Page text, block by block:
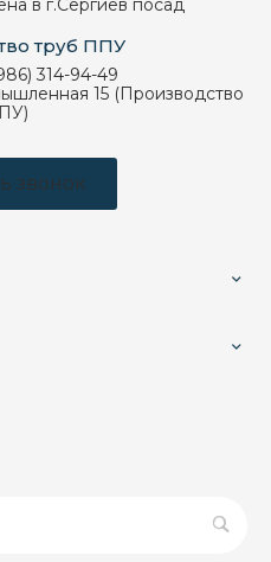
в г.Сергиев посад
труб ППУ
314-94-49
15 (Производство
звонок